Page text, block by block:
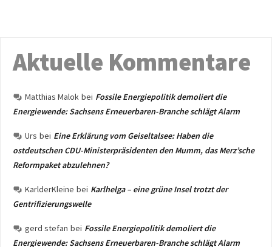
Aktuelle Kommentare
Matthias Malok bei Fossile Energiepolitik demoliert die
Energiewende: Sachsens Erneuerbaren-Branche schlägt Alarm
Urs bei Eine Erklärung vom Geiseltalsee: Haben die
ostdeutschen CDU-Ministerpräsidenten den Mumm, das Merz’sche
Reformpaket abzulehnen?
KarlderKleine bei Karlhelga – eine grüne Insel trotzt der
Gentrifizierungswelle
gerd stefan bei Fossile Energiepolitik demoliert die
Energiewende: Sachsens Erneuerbaren-Branche schlägt Alarm